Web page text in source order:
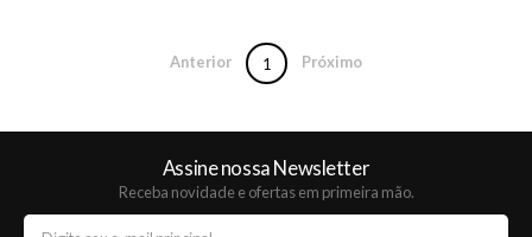
Anterior 1 Próximo
Assine nossa Newsletter
Receba novidade e ofertas em primeira mão.